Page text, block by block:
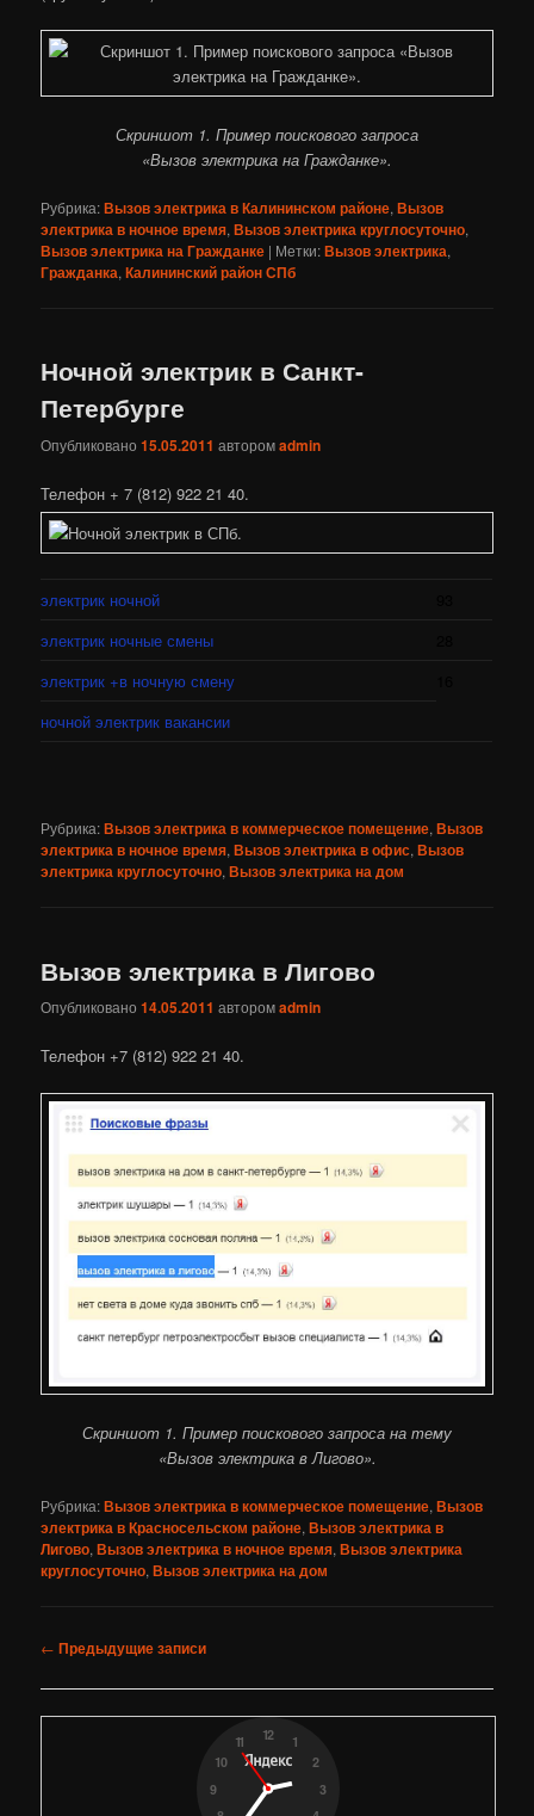
Скриншот 1. Пример поискового запроса
«Вызов электрика на Гражданке».
Рубрика:Вызов электрика в Калининском районе,Вызов
электрика в ночное время,Вызов электрика круглосуточно,
Вызов электрика на Гражданке | Метки:Вызов электрика,
Гражданка,Калининский район СПб
Ночной электрик в Санкт-
Петербурге
Опубликовано15.05.2011 авторомadmin
Телефон + 7 (812) 922 21 40.
электрик ночной
электрик ночные смены
электрик +в ночную смену
ночной электрик вакансии
Рубрика:Вызов электрика в коммерческое помещение,Вызов
электрика в ночное время,Вызов электрика в офис,Вызов
электрика круглосуточно,Вызов электрика на дом
Вызов электрика в Лигово
Опубликовано14.05.2011 авторомadmin
Телефон +7 (812) 922 21 40.
Скриншот 1. Пример поискового запроса на тему
«Вызов электрика в Лигово».
Рубрика:Вызов электрика в коммерческое помещение,Вызов
электрика в Красносельском районе,Вызов электрика в
Лигово,Вызов электрика в ночное время,Вызов электрика
круглосуточно,Вызов электрика на дом
Навигация
записям
← Предыдущие записи